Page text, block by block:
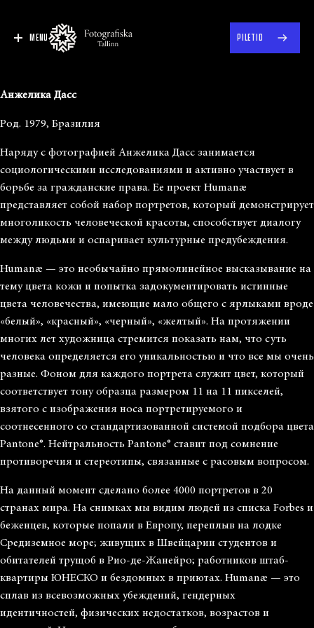
MENU PILETID
Анжелика Дасс
Род. 1979, Бразилия
Наряду с фотографией Анжелика Дасс занимается
социологическими исследованиями и активно участвует в
борьбе за гражданские права. Ее проект Humanæ
представляет собой набор портретов, который демонстрирует
многоликость человеческой красоты, способствует диалогу
между людьми и оспаривает культурные предубеждения.
Humanæ — это необычайно прямолинейное высказывание на
тему цвета кожи и попытка задокументировать истинные
цвета человечества, имеющие мало общего с ярлыками вроде
«белый», «красный», «черный», «желтый». На протяжении
многих лет художница стремится показать нам, что суть
человека определяется его уникальностью и что все мы очень
разные. Фоном для каждого портрета служит цвет, который
соответствует тону образца размером 11 на 11 пикселей,
взятого с изображения носа портретируемого и
соотнесенного со стандартизованной системой подбора цвета
Pantone®. Нейтральность Pantone® ставит под сомнение
противоречия и стереотипы, связанные с расовым вопросом.
На данный момент сделано более 4000 портретов в 20
странах мира. На снимках мы видим людей из списка Forbes и
беженцев, которые попали в Европу, переплыв на лодке
Средиземное море; живущих в Швейцарии студентов и
обитателей трущоб в Рио-де-Жанейро; работников штаб-
квартиры ЮНЕСКО и бездомных в приютах. Humanæ — это
сплав из всевозможных убеждений, гендерных
идентичностей, физических недостатков, возрастов и